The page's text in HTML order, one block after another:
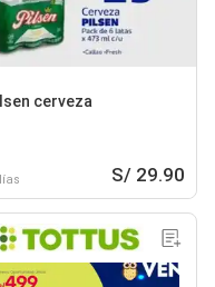
cerveza
S/ 29.90